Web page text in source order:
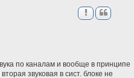
по каналам и вообще в принципе
звуковая в сист. блоке не